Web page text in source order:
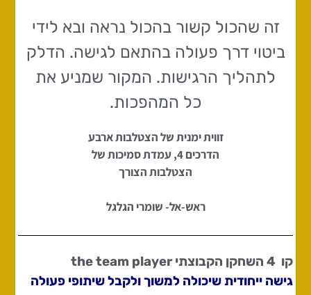
זה שהכול קשור בהכול נראה ובא לידי
ביטוי דרך פעולה בהתאם לגישה. הדלק
לתהליך הרגישות. המקור שמניע את
כל המהפכות.
זווית ימנית של הצטלבות ארבע
הדרכים 4, עמדת סמיכות של
הצטלבות הצורך
ראש-אל- שומרי הגלגל
קו 4
השחקן הקבוצתי the team player
גישה ייחודית שיכולה למשוך ולקבל שיתופי פעולה